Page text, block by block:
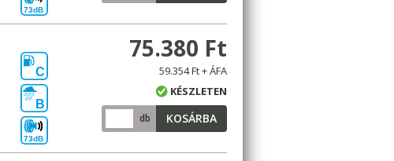
73dB
C
B
73dB
75.380 Ft
59.354 Ft + ÁFA
KÉSZLETEN
db KOSÁRBA